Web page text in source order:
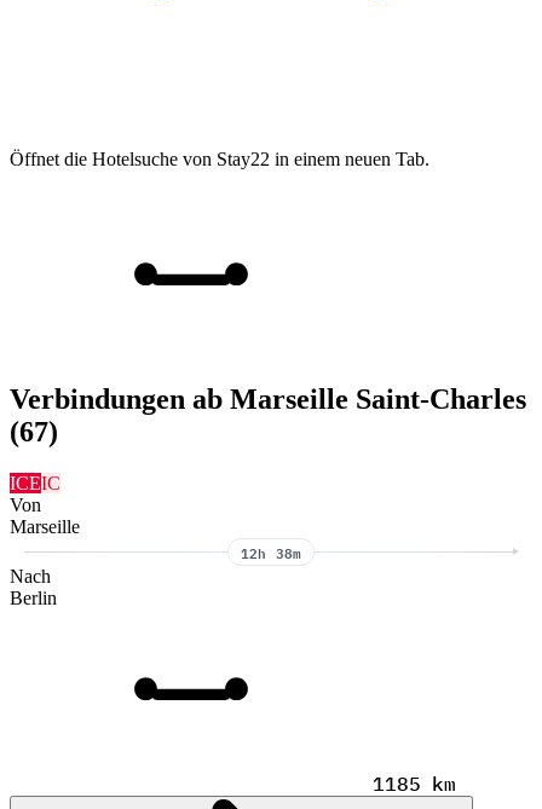
Öffnet die Hotelsuche von Stay22 in einem neuen Tab.
Verbindungen ab Marseille Saint-Charles
(67)
ICEIC
Von
Marseille
12h 38m
Nach
Berlin
1185 km